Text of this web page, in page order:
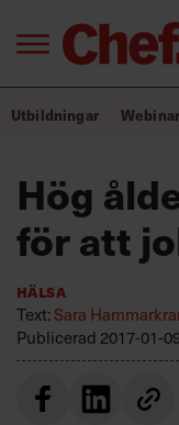
Annonsera
Bra
Innehåll
Populära
Utbildningar Webinar
Hög
för att
Hälsa
Text:Sara
Publicerad 2017-01-